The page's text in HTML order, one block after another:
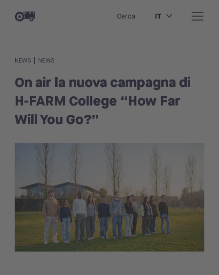
Cerca IT
NEWS NEWS
On air la nuova campagna di
H-FARM College “How Far
Will You Go?”